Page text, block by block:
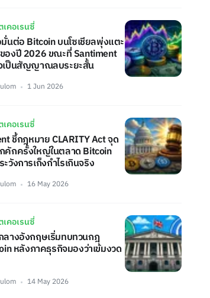
คอเรนซี่
นต่อ Bitcoin บนโซเชียลพุ่งแตะ
องปี 2026 ขณะที่ Santiment
เป็นสัญญาณลบระยะสั้น
1 Jun 2026
คอเรนซี่
ชี้กฎหมาย CLARITY Act จุด
คักครั้งใหญ่ในตลาด Bitcoin
วังการเก็งกำไรเกินจริง
16 May 2026
คอเรนซี่
ลางอังกฤษเริ่มทบทวนกฎ
หลังภาคธุรกิจมองว่าเข้มงวด
14 May 2026